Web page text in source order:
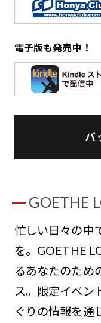
電子版も発売中！
バ
GOETHE
忙しい日々の中
を。GOETHE
るあなたのため
ス。限定イベン
ぐりの情報を通